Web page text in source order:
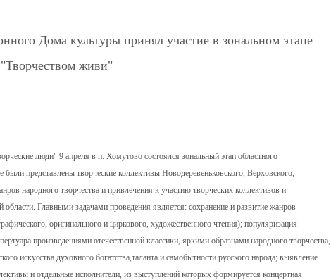
Дома культуры принял участие в зональном этапе
"Творчеством живи"
люди" 9 апреля в п. Хомутово состоялся зональный этап областного
представлены творческие коллективы Новодеревеньковского, Верховского,
народного творчества и привлечения к участию творческих коллективов и
Главными задачами проведения является: сохранение и развитие жанров
оригинального и циркового, художественного чтения); популяризация
произведениями отечественной классики, яркими образцами народного творчества,
искусства духовного богатства,таланта и самобытности русского народа; выявление
и отдельные исполнители, из выступлений которых формируется концертная